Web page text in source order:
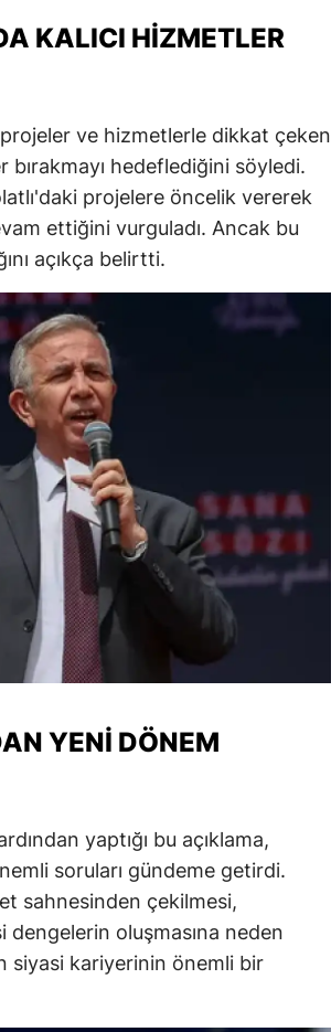
KALICI HIZMETLER
ve hizmetlerle dikkat çeken
bırakmayı hedeflediğini söyledi.
projelere öncelik vererek
ettiğini vurguladı. Ancak bu
açıkça belirtti.
YENI DÖNEM
yaptığı bu açıklama,
soruları gündeme getirdi.
sahnesinden çekilmesi,
dengelerin oluşmasına neden
siyasi kariyerinin önemli bir